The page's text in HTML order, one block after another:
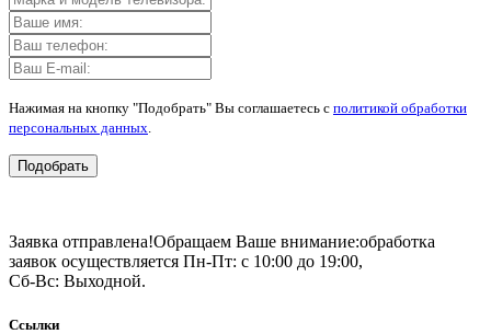
Нажимая на кнопку "Подобрать" Вы соглашаетесь с политикой обработки
персональных данных.
Подобрать
Заявка отправлена!Обращаем Ваше внимание:обработка
заявок осуществляется Пн-Пт: с 10:00 до 19:00,
Сб-Вс: Выходной.
Ссылки